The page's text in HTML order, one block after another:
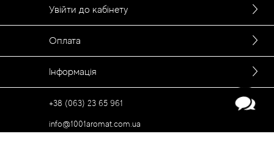
Увійти до кабінету
Оплата
Інформація
+38 (063) 23 65 961
info@1001aromat.com.ua